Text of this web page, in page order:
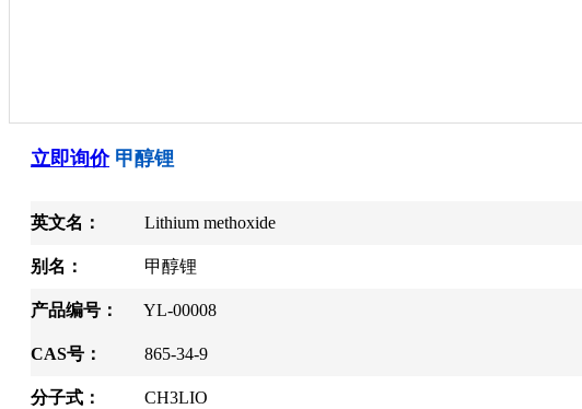
立即询价 甲醇锂
英文名： Lithium methoxide
别名： 甲醇锂
产品编号： YL-00008
CAS号： 865-34-9
分子式： CH3LIO